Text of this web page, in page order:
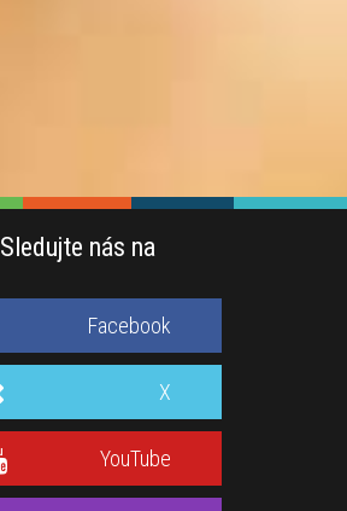
Sledujte nás na
Facebook
X
YouTube